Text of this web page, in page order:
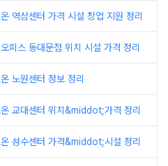
역삼센터 가격 시설 창업 지원 정리
피스 동대문점 위치 시설 가격 정리
노원센터 정보 정리
교대센터 위치&middot;가격 정리
성수센터 가격&middot;시설 정리